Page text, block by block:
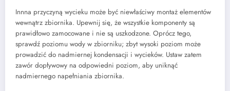
Innna przyczyną wycieku może być niewłaściwy montaż elementów
wewnątrz zbiornika. Upewnij się, że wszystkie komponenty są
prawidłowo zamocowane i nie są uszkodzone. Oprócz tego,
sprawdź poziomu wody w zbiorniku; zbyt wysoki poziom może
prowadzić do nadmiernej kondensacji i wycieków. Ustaw zatem
zawór dopływowy na odpowiedni poziom, aby uniknąć
nadmiernego napełniania zbiornika.